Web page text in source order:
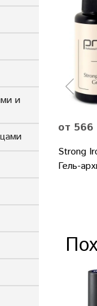
от 566
Strong
Гель-
и